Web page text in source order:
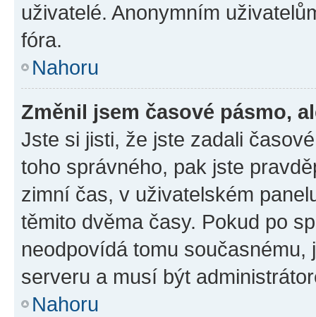
uživatelé. Anonymním
fóra.
Nahoru
Změnil jsem časové pásmo,
Jste si jisti, že jste zadali
toho správného, pak jste
zimní čas, v uživatelském
těmito dvěma časy. Pokud po
neodpovídá tomu
serveru a musí být
Nahoru